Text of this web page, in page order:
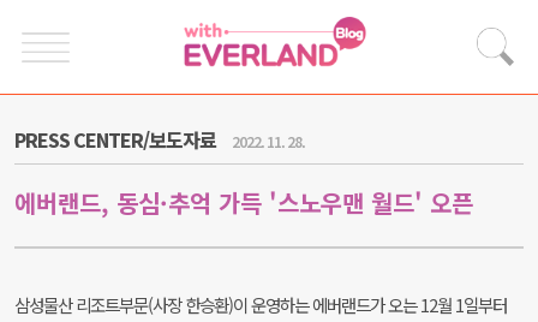
PRESS CENTER/보도자료 2022. 11. 28.
에버랜드, 동심·추억 가득 '스노우맨 월드' 오픈
삼성물산 리조트부문(사장 한승환)이 운영하는 에버랜드가 오는 12월 1일부터